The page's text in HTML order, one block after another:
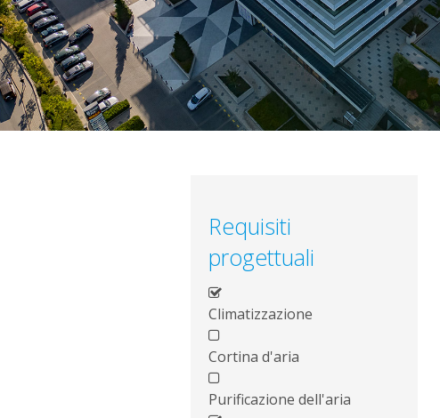
Requisiti
progettuali
Climatizzazione
Cortina d'aria
Purificazione dell'aria